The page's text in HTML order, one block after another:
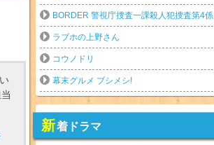
BORDER 警視庁捜査一課殺人犯捜査第4係
ラブホの上野さん
コウノドリ
幕末グルメ ブシメシ!
新着ドラマ